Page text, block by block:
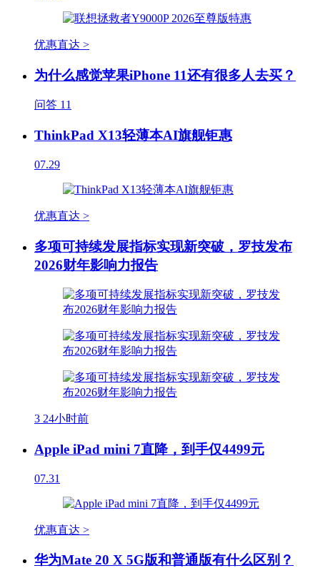
优惠直达 >
为什么感觉苹果iPhone 11还有很多人去买？
问答 11
ThinkPad X13轻薄本AI旗舰钜惠
07.29
优惠直达 >
多项可持续发展指标实现新突破，罗技发布
2026财年影响力报告
3 24小时前
Apple iPad mini 7直降，到手仅4499元
07.31
优惠直达 >
华为Mate 20 X 5G版和普通版有什么区别？